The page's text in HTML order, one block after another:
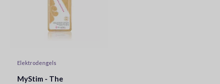
Elektrodengels
MyStim - The